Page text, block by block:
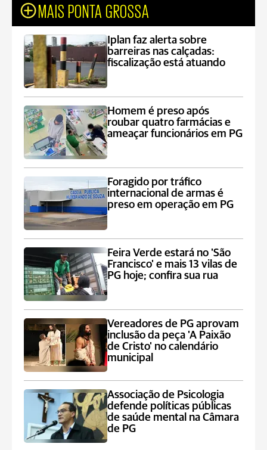
MAIS PONTA GROSSA
Iplan faz alerta sobre
barreiras nas calçadas:
fiscalização está atuando
Homem é preso após
roubar quatro farmácias e
ameaçar funcionários em PG
Foragido por tráfico
internacional de armas é
preso em operação em PG
Feira Verde estará no 'São
Francisco' e mais 13 vilas de
PG hoje; confira sua rua
Vereadores de PG aprovam
inclusão da peça 'A Paixão
de Cristo' no calendário
municipal
Associação de Psicologia
defende políticas públicas
de saúde mental na Câmara
de PG